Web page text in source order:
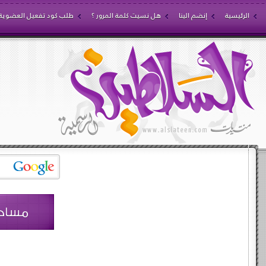
الرئيسية إنضم الينا هل نسيت كلمة المرور ؟ طلب كود تفعيل